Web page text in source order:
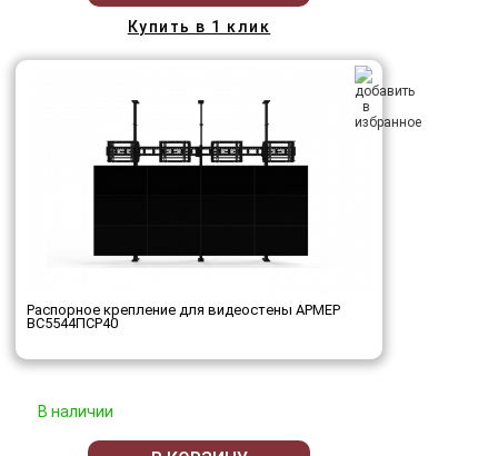
Купить в 1 клик
Распорное крепление для видеостены АРМЕР
ВС5544ПСР40
В наличии